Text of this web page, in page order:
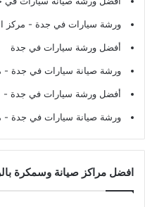
ورشة سيارات في جدة - مركز
أفضل ورشة سيارات في جدة
ورشة صيانة سيارات في جدة -
أفضل ورشة سيارات في جدة -
ورشة صيانة سيارات في جدة -
افضل مراكز صيانة وسمكرة